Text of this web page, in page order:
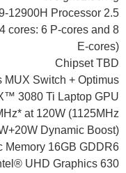
12900H Processor 2.5
cores: 6 P-cores and 8
E-cores)
Chipset TBD
MUX Switch + Optimus
3080 Ti Laptop GPU
at 120W (1125MHz
Dynamic Boost)
Memory 16GB GDDR6
UHD Graphics 630